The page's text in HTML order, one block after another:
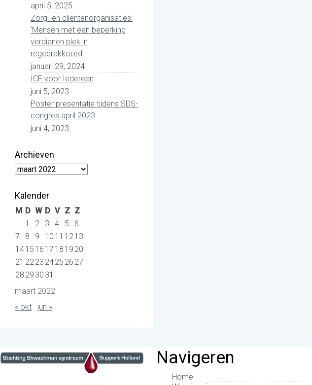
april 5, 2025
Zorg- en cliëntenorganisaties:
‘Mensen met een beperking
verdienen plek in
regeerakkoord
januari 29, 2024
ICF voor Iedereen
juni 5, 2023
Poster presentatie tijdens SDS-
congres april 2023
juni 4, 2023
Archieven
Archieven
Kalender
maart 2022
M D W D V Z Z
1
2 3 4 5
6
7
8 9 10 11 12 13
1415 16 17 18 19 20
21 22 23 2425 26 27
28 29 30 31
« okt jun »
Navigeren
Home